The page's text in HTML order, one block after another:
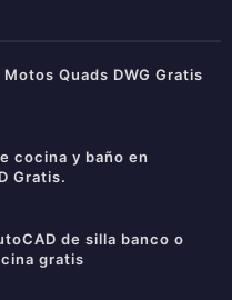
Quads DWG Gratis
cocina y baño en
Gratis.
de silla banco o
gratis